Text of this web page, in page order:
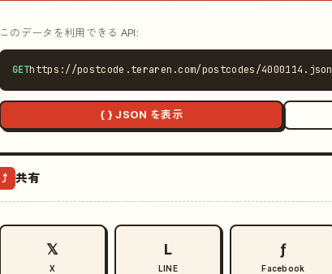
このデータを利用できる API:
GEThttps://postcode.teraren.com/postcodes/4000114.json
{ } JSON を表示
⤴ 共有
𝕏
X
L
LINE
ƒ
Facebook